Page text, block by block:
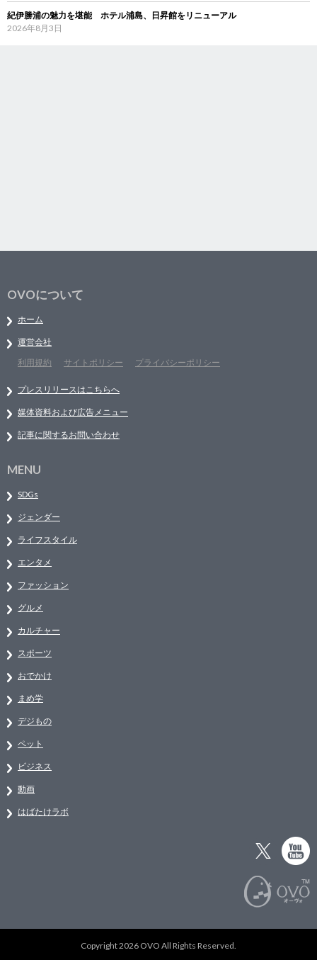
紀伊勝浦の魅力を堪能 ホテル浦島、日昇館をリニューアル
2026年8月3日
OVOについて
ホーム
運営会社
利用規約
サイトポリシー プライバシーポリシー
プレスリリースはこちらへ
媒体資料および広告メニュー
記事に関するお問い合わせ
MENU
SDGs
ジェンダー
ライフスタイル
エンタメ
ファッション
グルメ
カルチャー
スポーツ
おでかけ
まめ学
デジもの
ペット
ビジネス
動画
はばたけラボ
Copyright 2026 OVO All Rights Reserved.